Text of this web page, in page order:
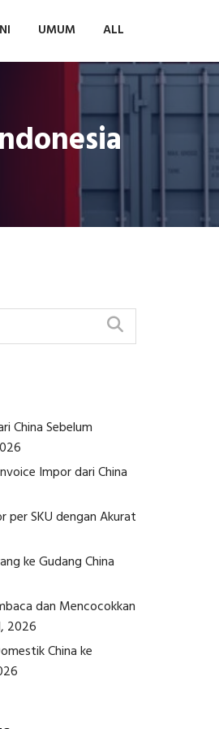
UMUM ALL
China Sebelum
Impor dari China
per SKU dengan Akurat
ke Gudang China
dan Mencocokkan
2026
China ke